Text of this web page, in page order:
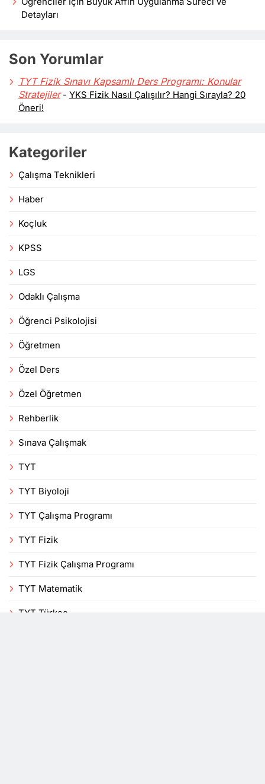
Detayları
Son Yorumlar
TYT Fizik Sınavı Kapsamlı Ders Programı: Konular
Stratejiler- YKS Fizik Nasıl Çalışılır? Hangi Sırayla? 20
Öneri!
Kategoriler
Çalışma Teknikleri
Haber
Koçluk
KPSS
LGS
Odaklı Çalışma
Öğrenci Psikolojisi
Öğretmen
Özel Ders
Özel Öğretmen
Rehberlik
Sınava Çalışmak
TYT
TYT Biyoloji
TYT Çalışma Programı
TYT Fizik
TYT Fizik Çalışma Programı
TYT Matematik
TYT Türkçe